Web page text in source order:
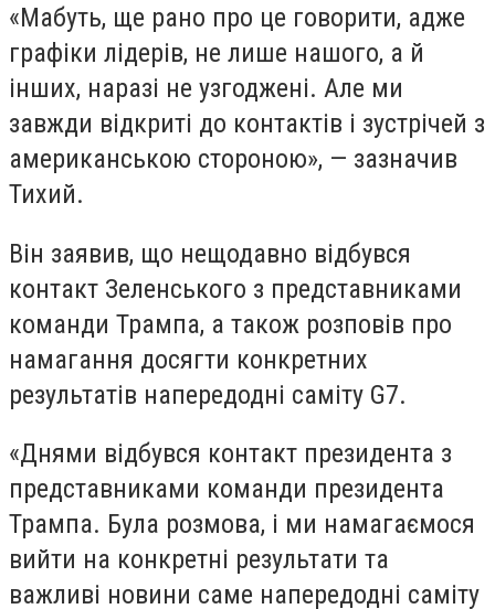
«Мабуть, ще рано про це говорити, адже
графіки лідерів, не лише нашого, а й
інших, наразі не узгоджені. Але ми
завжди відкриті до контактів і зустрічей з
американською стороною», — зазначив
Тихий.
Він заявив, що нещодавно відбувся
контакт Зеленського з представниками
команди Трампа, а також розповів про
намагання досягти конкретних
результатів напередодні саміту G7.
«Днями відбувся контакт президента з
представниками команди президента
Трампа. Була розмова, і ми намагаємося
вийти на конкретні результати та
важливі новини саме напередодні саміту